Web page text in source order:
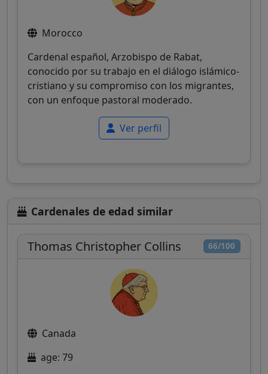
Morocco
Cardenal español, Arzobispo de Rabat,
conocido por su trabajo en el diálogo islámico-
cristiano y su compromiso con los migrantes,
con un enfoque pastoral moderado.
Ver perfil
Cardenales de edad similar
66/100
Thomas Christopher Collins
Canada
age: 79